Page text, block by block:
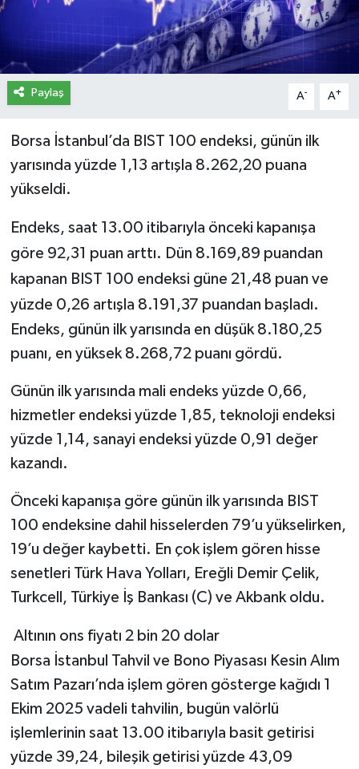
Paylaş A- A+
Borsa İstanbul’da BIST 100 endeksi, günün ilk
yarısında yüzde 1,13 artışla 8.262,20 puana
yükseldi.
Endeks, saat 13.00 itibarıyla önceki kapanışa
göre 92,31 puan arttı. Dün 8.169,89 puandan
kapanan BIST 100 endeksi güne 21,48 puan ve
yüzde 0,26 artışla 8.191,37 puandan başladı.
Endeks, günün ilk yarısında en düşük 8.180,25
puanı, en yüksek 8.268,72 puanı gördü.
Günün ilk yarısında mali endeks yüzde 0,66,
hizmetler endeksi yüzde 1,85, teknoloji endeksi
yüzde 1,14, sanayi endeksi yüzde 0,91 değer
kazandı.
Önceki kapanışa göre günün ilk yarısında BIST
100 endeksine dahil hisselerden 79’u yükselirken,
19’u değer kaybetti. En çok işlem gören hisse
senetleri Türk Hava Yolları, Ereğli Demir Çelik,
Turkcell, Türkiye İş Bankası (C) ve Akbank oldu.
Altının ons fiyatı 2 bin 20 dolar
Borsa İstanbul Tahvil ve Bono Piyasası Kesin Alım
Satım Pazarı’nda işlem gören gösterge kağıdı 1
Ekim 2025 vadeli tahvilin, bugün valörlü
işlemlerinin saat 13.00 itibarıyla basit getirisi
yüzde 39,24, bileşik getirisi yüzde 43,09
Hakkımızda
İletişim
Künye
Yasal Uyarı
Yapay Zeka